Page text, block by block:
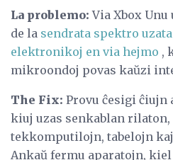
La problemo: Via Xbox Unu
de la sendrata spektro
elektronikoj en via hejmo ,
mikroondoj povas kaŭzi
The Fix: Provu ĉesigi
kiuj uzas senkablan
tekkomputilojn, tabelojn
Ankaŭ fermu aparatojn,